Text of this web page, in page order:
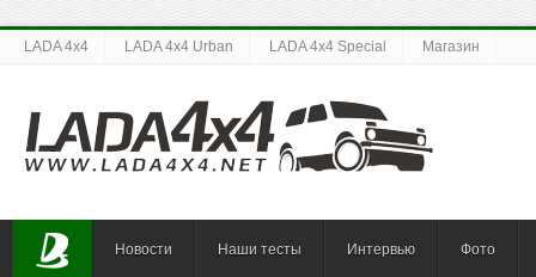
LADA 4x4 LADA 4x4 Urban LADA 4x4 Special Магазин
Новости Наши тесты Интервью Фото